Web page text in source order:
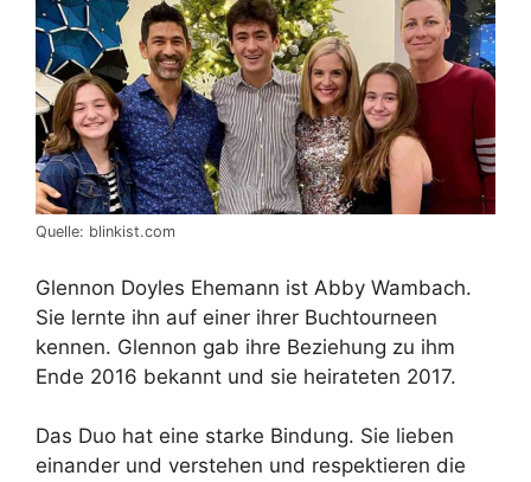
Quelle: blinkist.com
Glennon Doyles Ehemann ist Abby Wambach.
Sie lernte ihn auf einer ihrer Buchtourneen
kennen. Glennon gab ihre Beziehung zu ihm
Ende 2016 bekannt und sie heirateten 2017.
Das Duo hat eine starke Bindung. Sie lieben
einander und verstehen und respektieren die